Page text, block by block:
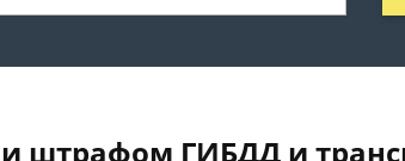
штрафом ГИБДД и